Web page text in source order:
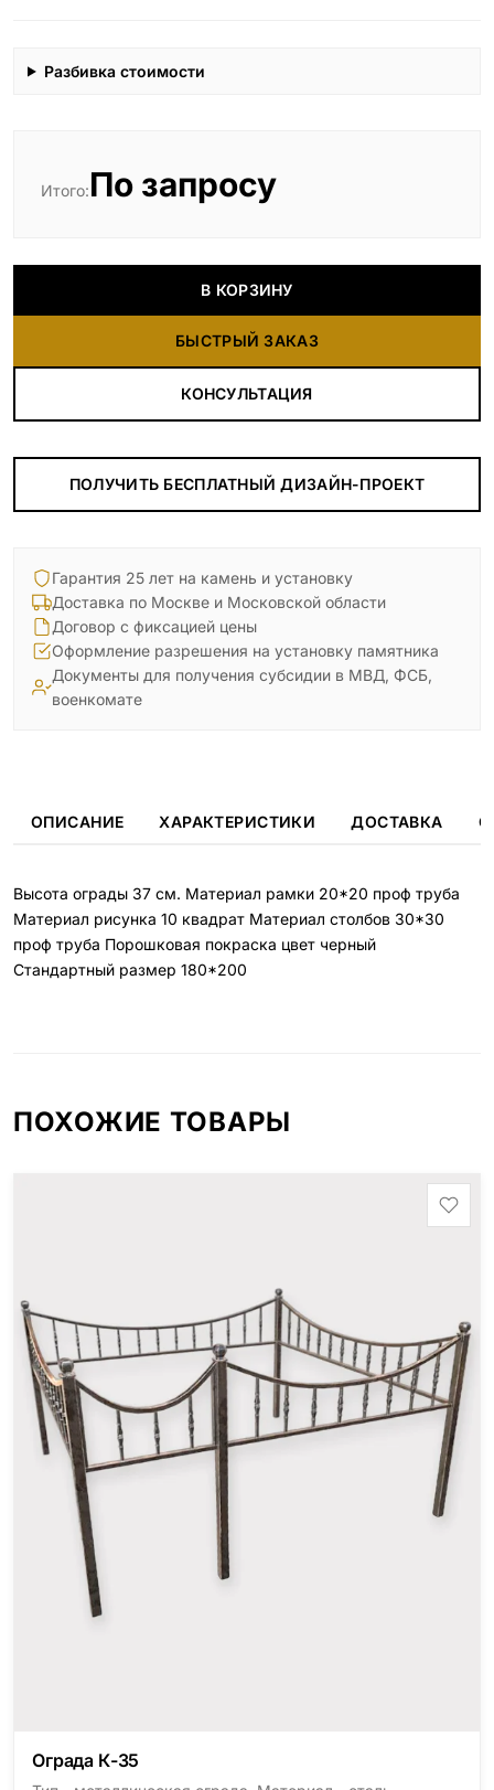
Разбивка стоимости
Итого:По запросу
В КОРЗИНУ
БЫСТРЫЙ ЗАКАЗ
КОНСУЛЬТАЦИЯ
ПОЛУЧИТЬ БЕСПЛАТНЫЙ ДИЗАЙН-ПРОЕКТ
Гарантия 25 лет на камень и установку
Доставка по Москве и Московской области
Договор с фиксацией цены
Оформление разрешения на установку памятника
Документы для получения субсидии в МВД, ФСБ,
военкомате
ОПИСАНИЕ ХАРАКТЕРИСТИКИ ДОСТАВКА
Высота ограды 37 см. Материал рамки 20*20 проф труба
Материал рисунка 10 квадрат Материал столбов 30*30
проф труба Порошковая покраска цвет черный
Стандартный размер 180*200
ПОХОЖИЕ ТОВАРЫ
Ограда К-35